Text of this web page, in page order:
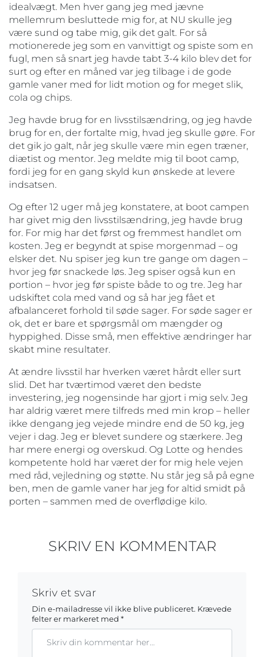
idealvægt. Men hver gang jeg med jævne
mellemrum besluttede mig for, at NU skulle jeg
være sund og tabe mig, gik det galt. For så
motionerede jeg som en vanvittigt og spiste som en
fugl, men så snart jeg havde tabt 3-4 kilo blev det for
surt og efter en måned var jeg tilbage i de gode
gamle vaner med for lidt motion og for meget slik,
cola og chips.
Jeg havde brug for en livsstilsændring, og jeg havde
brug for en, der fortalte mig, hvad jeg skulle gøre. For
det gik jo galt, når jeg skulle være min egen træner,
diætist og mentor. Jeg meldte mig til boot camp,
fordi jeg for en gang skyld kun ønskede at levere
indsatsen.
Og efter 12 uger må jeg konstatere, at boot campen
har givet mig den livsstilsændring, jeg havde brug
for. For mig har det først og fremmest handlet om
kosten. Jeg er begyndt at spise morgenmad – og
elsker det. Nu spiser jeg kun tre gange om dagen –
hvor jeg før snackede løs. Jeg spiser også kun en
portion – hvor jeg før spiste både to og tre. Jeg har
udskiftet cola med vand og så har jeg fået et
afbalanceret forhold til søde sager. For søde sager er
ok, det er bare et spørgsmål om mængder og
hyppighed. Disse små, men effektive ændringer har
skabt mine resultater.
At ændre livsstil har hverken været hårdt eller surt
slid. Det har tværtimod været den bedste
investering, jeg nogensinde har gjort i mig selv. Jeg
har aldrig været mere tilfreds med min krop – heller
ikke dengang jeg vejede mindre end de 50 kg, jeg
vejer i dag. Jeg er blevet sundere og stærkere. Jeg
har mere energi og overskud. Og Lotte og hendes
kompetente hold har været der for mig hele vejen
med råd, vejledning og støtte. Nu står jeg så på egne
ben, men de gamle vaner har jeg for altid smidt på
porten – sammen med de overflødige kilo.
SKRIV EN KOMMENTAR
Skriv et svar
Din e-mailadresse vil ikke blive publiceret. Krævede
felter er markeret med *